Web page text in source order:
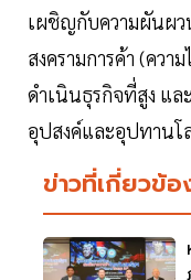
เผชิญกับความผันผว
สงครามการค้า (คว
ดำเนินธุรกิจที่สูง แล
อุปสงค์และอุปทานโ
ข่าวที่เกี่ยวข้อ